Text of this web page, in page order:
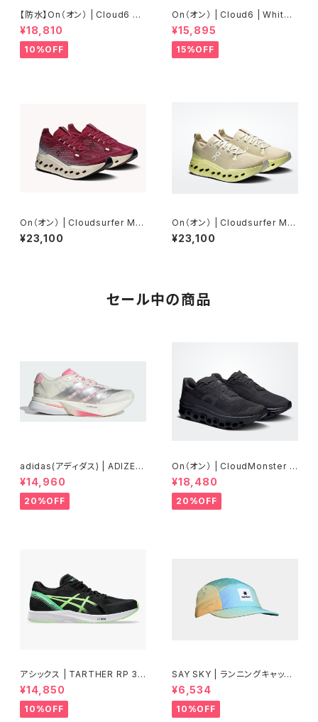
【防水】On（オン） | Cloud6 W
P | Black/Black | Men
¥18,810
10%OFF
On（オン） | Cloud6 | White/
White | Men
¥15,895
15%OFF
On（オン） | Cloudsurfer Ma
x | Sienna/Dew | Men
¥23,100
On（オン） | Cloudsurfer Ma
x | Pelican/Limelight | Men
¥23,100
セール中の商品
adidas(アディダス) | ADIZER
OBOSTON13 | Core White
/ Silver Metallic / Bliss Pin
k | Women
¥14,960
20%OFF
On（オン） | CloudMonster V
oid | Black/Black | Men
¥18,480
20%OFF
アシックス | TARTHER RP 3 |
BLACK/ILLUMINATE GREEN
| Men
¥14,850
10%OFF
SAY SKY | ランニングキャップ
Drip Dye Combat Cap 101 |
Blue Aop | ユニセックス
¥6,534
10%OFF